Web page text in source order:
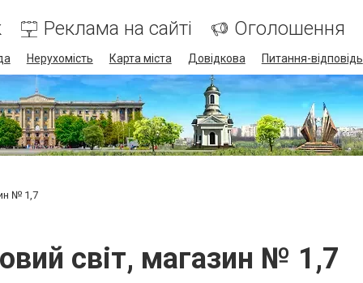
Реклама на сайті Оголошення
Нерухомість Карта міста Довідкова Питання-відповідь
№ 1,7
світ, магазин № 1,7